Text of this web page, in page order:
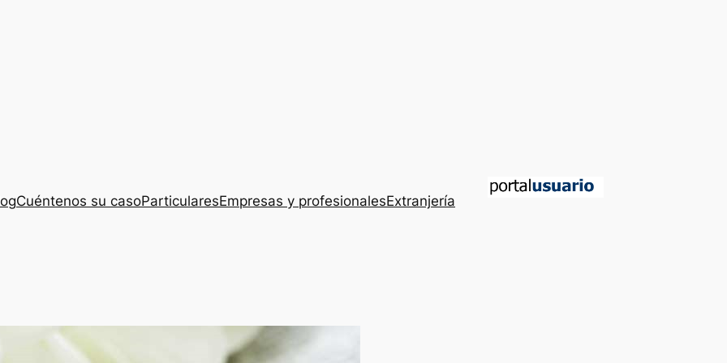
Cuéntenos su casoParticularesEmpresas y profesionalesExtranjería